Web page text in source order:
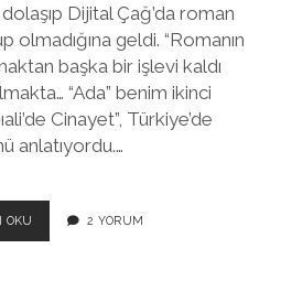
Dijital Çağ’da roman
geldi. “Romanın
başka bir işlevi kaldı
“Ada” benim ikinci
Cinayet”, Türkiye’de
anlatıyordu.…
OKU KENDI
YAZDIĞIM
2 YORUM